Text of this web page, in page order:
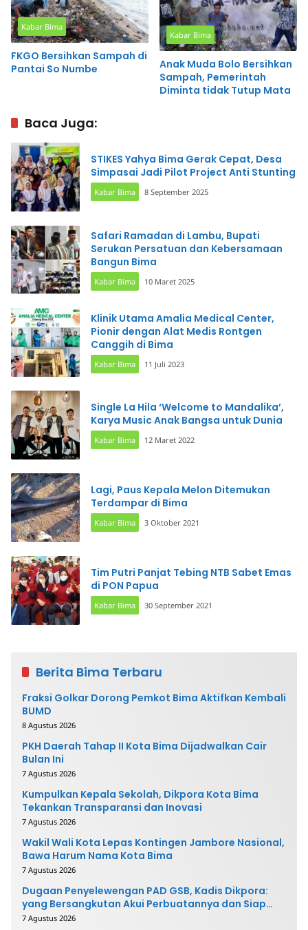
Kabar Bima
FKGO Bersihkan Sampah di
Pantai So Numbe
Kabar Bima
Anak Muda Bolo Bersihkan
Sampah, Pemerintah
Diminta tidak Tutup Mata
Baca Juga:
STIKES Yahya Bima Gerak Cepat, Desa
Simpasai Jadi Pilot Project Anti Stunting
Kabar Bima 8 September 2025
Safari Ramadan di Lambu, Bupati
Serukan Persatuan dan Kebersamaan
Bangun Bima
Kabar Bima 10 Maret 2025
Klinik Utama Amalia Medical Center,
Pionir dengan Alat Medis Rontgen
Canggih di Bima
Kabar Bima 11 Juli 2023
Single La Hila ‘Welcome to Mandalika’,
Karya Music Anak Bangsa untuk Dunia
Kabar Bima 12 Maret 2022
Lagi, Paus Kepala Melon Ditemukan
Terdampar di Bima
Kabar Bima 3 Oktober 2021
Tim Putri Panjat Tebing NTB Sabet Emas
di PON Papua
Kabar Bima 30 September 2021
Berita Bima Terbaru
Fraksi Golkar Dorong Pemkot Bima Aktifkan Kembali
BUMD
8 Agustus 2026
PKH Daerah Tahap II Kota Bima Dijadwalkan Cair
Bulan Ini
7 Agustus 2026
Kumpulkan Kepala Sekolah, Dikpora Kota Bima
Tekankan Transparansi dan Inovasi
7 Agustus 2026
Wakil Wali Kota Lepas Kontingen Jambore Nasional,
Bawa Harum Nama Kota Bima
7 Agustus 2026
Dugaan Penyelewengan PAD GSB, Kadis Dikpora:
yang Bersangkutan Akui Perbuatannya dan Siap
Mengembalikan Uang
7 Agustus 2026